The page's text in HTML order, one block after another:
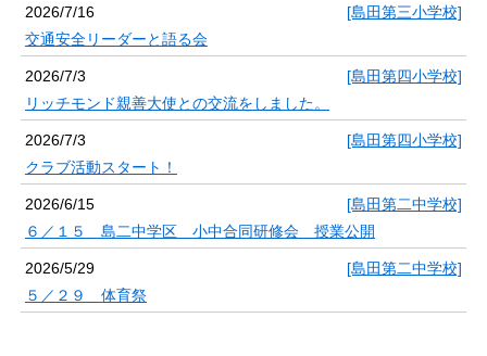
2026/7/16
[島田第三小学校]
交通安全リーダーと語る会
2026/7/3
[島田第四小学校]
リッチモンド親善大使との交流をしました。
2026/7/3
[島田第四小学校]
クラブ活動スタート！
2026/6/15
[島田第二中学校]
６／１５ 島二中学区 小中合同研修会 授業公開
2026/5/29
[島田第二中学校]
５／２９ 体育祭